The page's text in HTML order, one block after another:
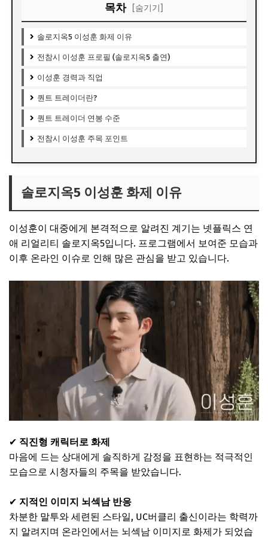
목차 [숨기기]
솔로지옥5 이성훈 화제 이유
전참시 이성훈 프로필 (솔로지옥5 출연)
이성훈 경력과 직업
퀀트 트레이더란?
퀀트 트레이더 연봉 수준
전참시 이성훈 주목 포인트
솔로지옥5 이성훈 화제 이유
이성훈이 대중에게 본격적으로 알려진 계기는 넷플릭스 연
애 리얼리티 솔로지옥5입니다. 프로그램에서 보여준 모습과
이후 온라인 이슈로 인해 많은 관심을 받고 있습니다.
✔ 직진형 캐릭터로 화제
마음에 드는 상대에게 솔직하게 감정을 표현하는 적극적인
모습으로 시청자들의 주목을 받았습니다.
✔ 지적인 이미지 뇌섹남 반응
차분한 말투와 세련된 스타일, UC버클리 출신이라는 학력까
지 알려지며 온라인에서는 뇌섹남 이미지로 화제가 되었습